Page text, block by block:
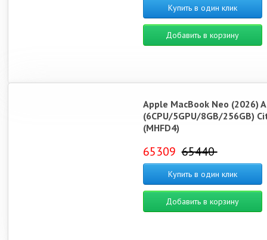
Купить в один клик
Добавить в корзину
Apple MacBook Neo (2026)
(6CPU/5GPU/8GB/256GB)
(MHFD4)
65309 65440
Купить в один клик
Добавить в корзину